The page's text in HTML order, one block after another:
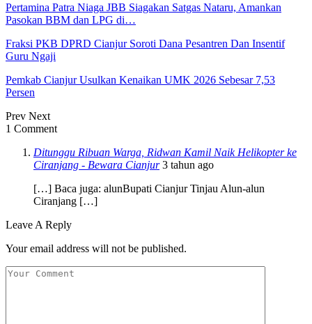
Pertamina Patra Niaga JBB Siagakan Satgas Nataru, Amankan
Pasokan BBM dan LPG di…
Fraksi PKB DPRD Cianjur Soroti Dana Pesantren Dan Insentif
Guru Ngaji
Pemkab Cianjur Usulkan Kenaikan UMK 2026 Sebesar 7,53
Persen
Prev Next
1 Comment
Ditunggu Ribuan Warga, Ridwan Kamil Naik Helikopter ke
Ciranjang - Bewara Cianjur 3 tahun ago
[…] Baca juga: alunBupati Cianjur Tinjau Alun-alun
Ciranjang […]
Leave A Reply
Your email address will not be published.